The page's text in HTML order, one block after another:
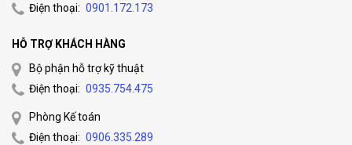
Điện thoại: 0901.172.173
HỖ TRỢ KHÁCH HÀNG
Bộ phận hỗ trợ kỹ thuật
Điện thoại: 0935.754.475
Phòng Kế toán
Điện thoại: 0906.335.289